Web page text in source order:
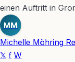
einen Auftritt in
MM
Michelle Möhring
𝕏 f W